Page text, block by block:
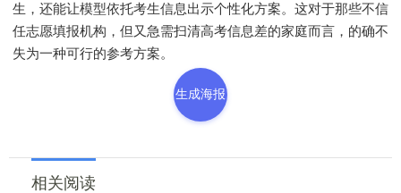
生，还能让模型依托考生信息出示个性化方案。这对于那些不信
任志愿填报机构，但又急需扫清高考信息差的家庭而言，的确不
失为一种可行的参考方案。
生成海报
相关阅读